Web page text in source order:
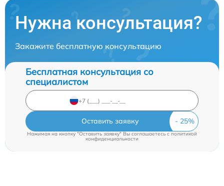
Нужна консультация?
Закажите бесплатную консультацию
Бесплатная консультация со
специалистом
Оставить заявку
Нажимая на кнопку "Оставить заявку" Вы соглашаетесь cполитикой
конфиденциальности